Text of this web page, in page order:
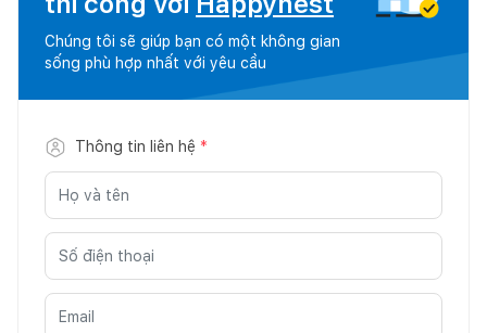
Chúng tôi sẽ giúp bạn có một không gian
sống phù hợp nhất với yêu cầu
Thông tin liên hệ *